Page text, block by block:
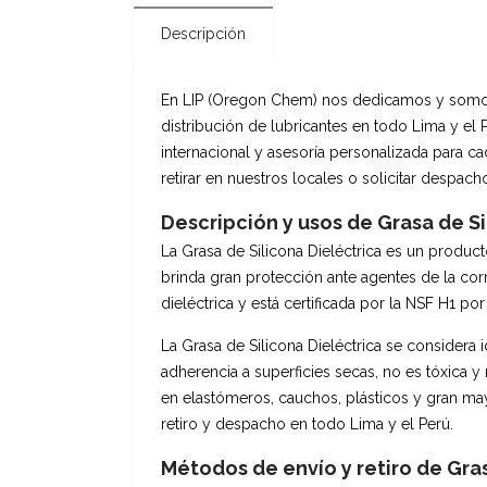
Descripción
En LIP (Oregon Chem) nos dedicamos y
distribución de lubricantes en todo Lima y el
internacional y asesoría personalizada para
retirar en nuestros locales o solicitar
Descripción y usos de Grasa de
La Grasa de Silicona Dieléctrica es un
brinda gran protección ante agentes de la
dieléctrica y está certificada por la NSF H1
La Grasa de Silicona Dieléctrica se
adherencia a superficies secas, no es tóxica
en elastómeros, cauchos, plásticos y gran
retiro y despacho en todo Lima y el Perú.
Métodos de envío y retiro de